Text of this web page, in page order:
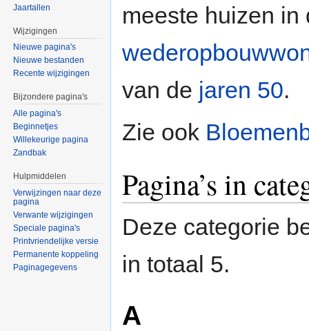
meeste huizen in
van de jaren 50.
Zie ook
Pagina’s in
Deze categorie
in totaal 5.
A
Jaartallen
Wijzigingen
Nieuwe pagina's
Nieuwe bestanden
Recente wijzigingen
Bijzondere pagina's
Alle pagina's
Beginnetjes
Willekeurige pagina
Zandbak
Hulpmiddelen
Verwijzingen naar deze
pagina
Verwante wijzigingen
Speciale pagina's
Printvriendelijke versie
Permanente koppeling
Paginagegevens